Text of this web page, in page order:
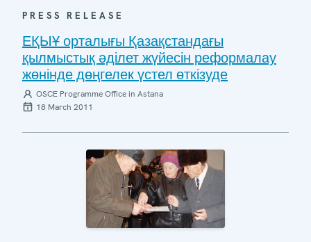
PRESS RELEASE
ЕҚЫҰ орталығы Қазақстандағы
қылмыстық әділет жүйесін реформалау
жөнінде дөңгелек үстел өткізуде
OSCE Programme Office in Astana
18 March 2011